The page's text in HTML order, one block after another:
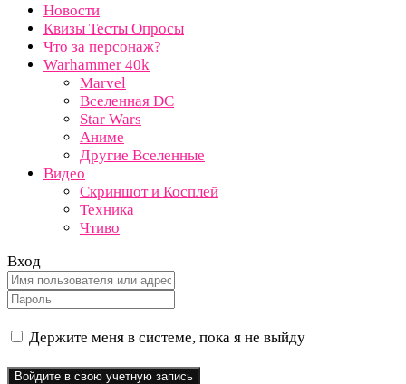
Новости
Квизы Тесты Опросы
Что за персонаж?
Warhammer 40k
Marvel
Вселенная DC
Star Wars
Аниме
Другие Вселенные
Видео
Скриншот и Косплей
Техника
Чтиво
Вход
Держите меня в системе, пока я не выйду